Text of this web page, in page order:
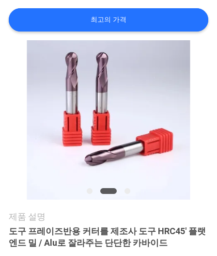
품
질
사
이
최고의 가격
제품 설명
도구 프레이즈반용 커터를 제조사 도구 HRC45' 플랫
엔드 밀 / Alu로 잘라주는 단단한 카바이드